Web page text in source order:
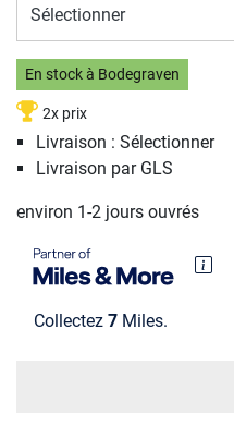
Sélectionner
En stock à Bodegraven
2x prix
Livraison : Sélectionner
Livraison par GLS
environ 1-2 jours ouvrés
Collectez 7 Miles.